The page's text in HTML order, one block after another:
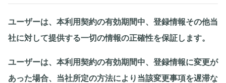
ユーザーは、本利用契約の有効期間中、登録情報その他当
社に対して提供する一切の情報の正確性を保証します。
ユーザーは、本利用契約の有効期間中、登録情報に変更が
あった場合、当社所定の方法により当該変更事項を遅滞な